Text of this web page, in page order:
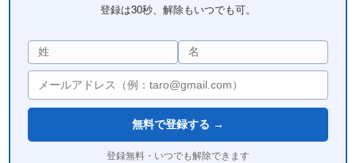
登録は30秒、解除もいつでも可。
無料で登録する →
登録無料・いつでも解除できます